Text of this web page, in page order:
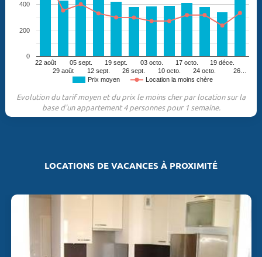
Prix moyen Location la moins chère
22 août
29 août
05 sept.
12 sept.
19 sept.
26 sept.
03 octo.
10 octo.
17 octo.
24 octo.
19 déce.
26…
0
200
400
Evolution du tarif moyen et du prix le moins cher par location sur la
base d'un appartement 4 personnes pour 1 semaine.
LOCATIONS DE VACANCES À PROXIMITÉ